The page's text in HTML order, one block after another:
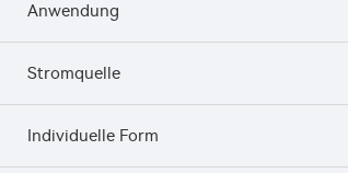
Anwendung
Stromquelle
Individuelle Form